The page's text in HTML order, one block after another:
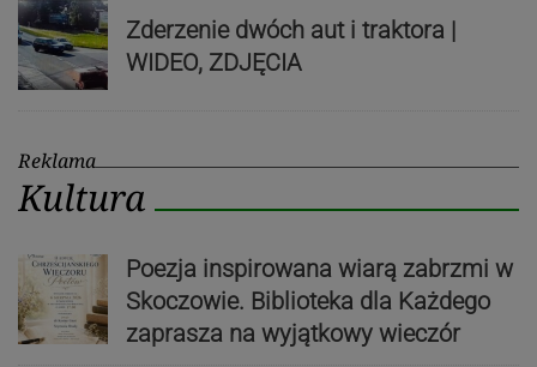
Zderzenie dwóch aut i traktora |
WIDEO, ZDJĘCIA
Reklama
Kultura
Poezja inspirowana wiarą zabrzmi w
Skoczowie. Biblioteka dla Każdego
zaprasza na wyjątkowy wieczór